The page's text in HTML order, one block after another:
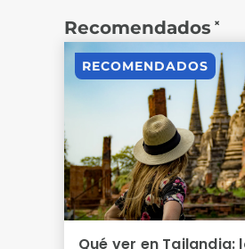
Recomendados ×
RECOMENDADOS
Qué ver en Tailandia: